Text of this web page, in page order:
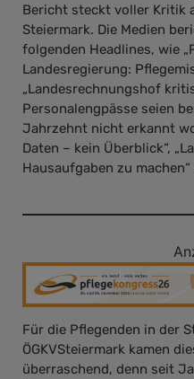
Bericht steckt voller Kritik
Steiermark. Die Medien
folgenden Headlines, wie
Landesregierung:
„Landesrechnungshof
Personalengpässe seien
Jahrzehnt nicht erkannt
Daten – kein Überblick“,
Hausaufgaben zu machen“
Für die Pflegenden in der
ÖGKVSteiermark kamen
überraschend, denn seit